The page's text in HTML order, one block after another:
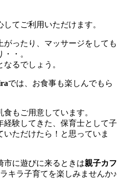
てご利用いただけます。
ったり、マッサージをしても
・。
るでしょう。
では、お食事も楽しんでもら
もご用意しています。
経験してきた、保育士として子
ただけたら！と思っていま
市に遊びに来るときは親子カフ
キラ子育てを楽しみませんか♪